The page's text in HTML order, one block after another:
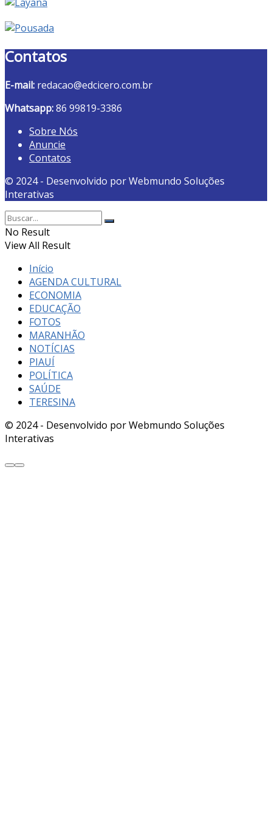
Contatos
E-mail: redacao@edcicero.com.br
Whatsapp:86 99819-3386
Sobre Nós
Anuncie
Contatos
© 2024 - Desenvolvido por Webmundo Soluções
Interativas
No Result
View All Result
Início
AGENDA CULTURAL
ECONOMIA
EDUCAÇÃO
FOTOS
MARANHÃO
NOTÍCIAS
PIAUÍ
POLÍTICA
SAÚDE
TERESINA
© 2024 - Desenvolvido por Webmundo Soluções
Interativas